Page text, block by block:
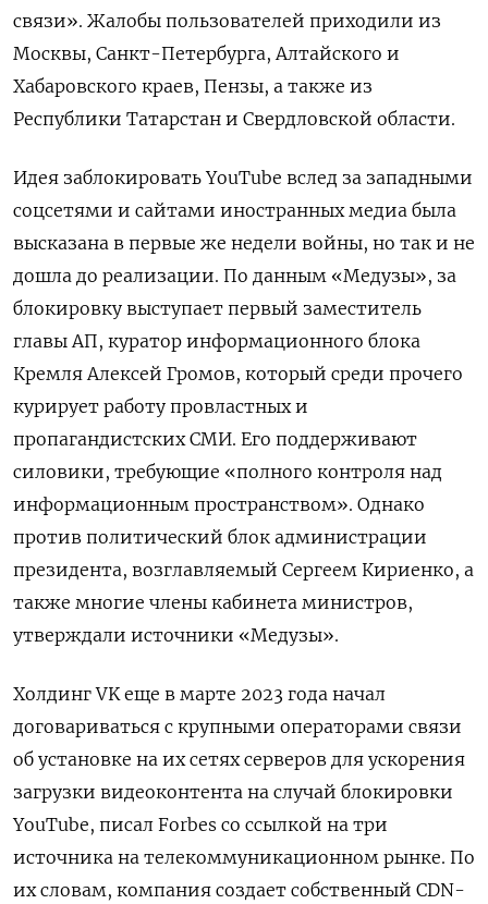
связи». Жалобы пользователей приходили из
Москвы, Санкт-Петербурга, Алтайского и
Хабаровского краев, Пензы, а также из
Республики Татарстан и Свердловской области.
Идея заблокировать YouTube вслед за западными
соцсетями и сайтами иностранных медиа была
высказана в первые же недели войны, но так и не
дошла до реализации. По данным «Медузы», за
блокировку выступает первый заместитель
главы АП, куратор информационного блока
Кремля Алексей Громов, который среди прочего
курирует работу провластных и
пропагандистских СМИ. Его поддерживают
силовики, требующие «полного контроля над
информационным пространством». Однако
против политический блок администрации
президента, возглавляемый Сергеем Кириенко, а
также многие члены кабинета министров,
утверждали источники «Медузы».
Холдинг VK еще в марте 2023 года начал
договариваться с крупными операторами связи
об установке на их сетях серверов для ускорения
загрузки видеоконтента на случай блокировки
YouTube, писал Forbes со ссылкой на три
источника на телекоммуникационном рынке. По
их словам, компания создает собственный CDN-